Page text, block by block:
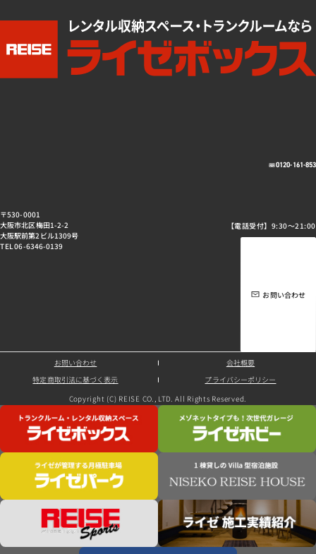
〒530-0001
大阪市北区梅田1-2-2
大阪駅前第2ビル1309号
TEL 06-6346-0139
0120-161-853
【電話受付】9:30～21:00
お問い合わせ
お問い合わせ 会社概要
特定商取引法に基づく表示 プライバシーポリシー
Copyright (C) REISE CO., LTD. All Rights Reserved.